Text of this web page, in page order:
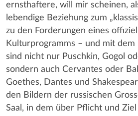
ernsthaftere, will mir scheinen,
lebendige Beziehung zum
zu den Forderungen eines
Kulturprogramms – und mit dem
sind nicht nur Puschkin, Gogol
sondern auch Cervantes oder
Goethes, Dantes und
den Bildern der russischen
Saal, in dem über Pflicht und